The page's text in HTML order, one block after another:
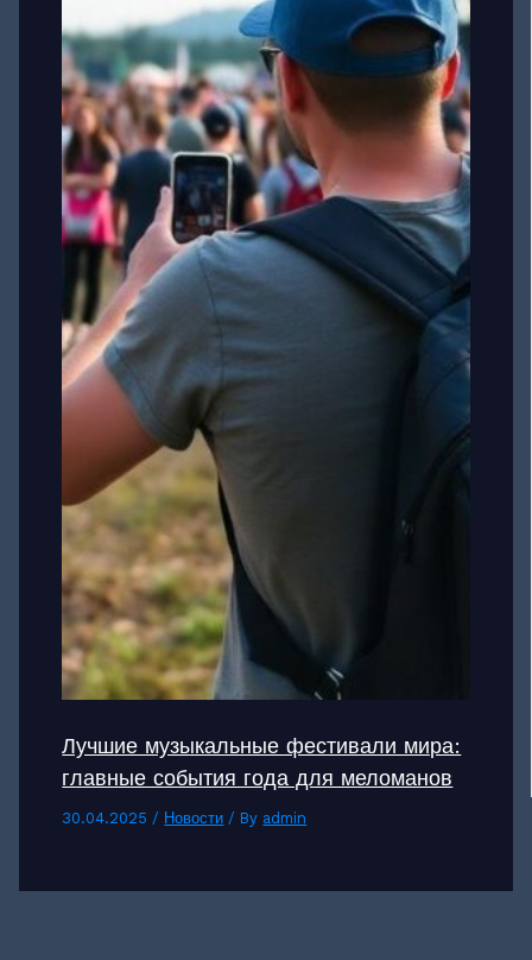
Лучшие музыкальные фестивали мира:
главные события года для меломанов
30.04.2025/ Новости / By admin